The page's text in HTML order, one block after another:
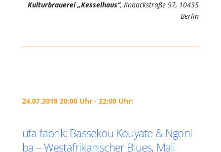
Kulturbrauerei „Kesselhaus“, Knaackstraße 97, 10435
Berlin
24.07.2018 20:00 Uhr - 22:00 Uhr:
ufa fabrik: Bassekou Kouyate & Ngoni
ba – Westafrikanischer Blues, Mali